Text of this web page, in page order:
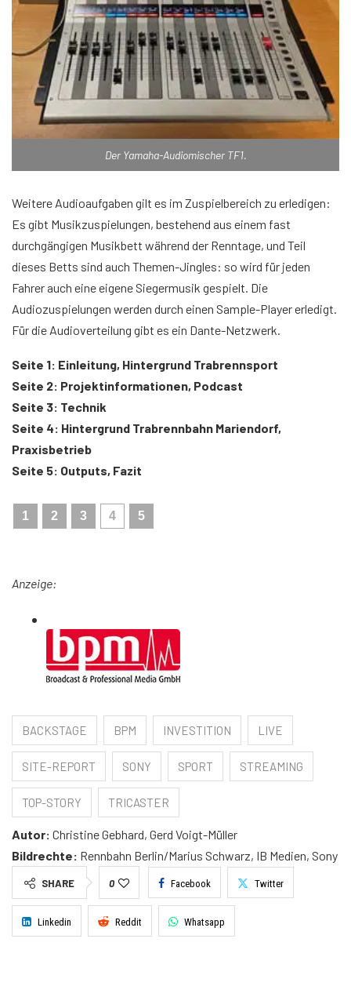
Der Yamaha-Audiomischer TF1.
Weitere Audioaufgaben gilt es im Zuspielbereich zu erledigen:
Es gibt Musikzuspielungen, bestehend aus einem fast
durchgängigen Musikbett während der Renntage, und Teil
dieses Betts sind auch Themen-Jingles: so wird für jeden
Fahrer auch eine eigene Siegermusik gespielt. Die
Audiozuspielungen werden durch einen Sample-Player erledigt.
Für die Audioverteilung gibt es ein Dante-Netzwerk.
Seite 1: Einleitung, Hintergrund Trabrennsport
Seite 2: Projektinformationen, Podcast
Seite 3: Technik
Seite 4: Hintergrund Trabrennbahn Mariendorf,
Praxisbetrieb
Seite 5: Outputs, Fazit
1 2 3 4 5
Anzeige:
BACKSTAGE BPM INVESTITION LIVE
SITE-REPORT SONY SPORT STREAMING
TOP-STORY TRICASTER
Autor: Christine Gebhard, Gerd Voigt-Müller
Bildrechte: Rennbahn Berlin/Marius Schwarz, IB Medien, Sony
SHARE 0 Facebook Twitter
Linkedin Reddit Whatsapp